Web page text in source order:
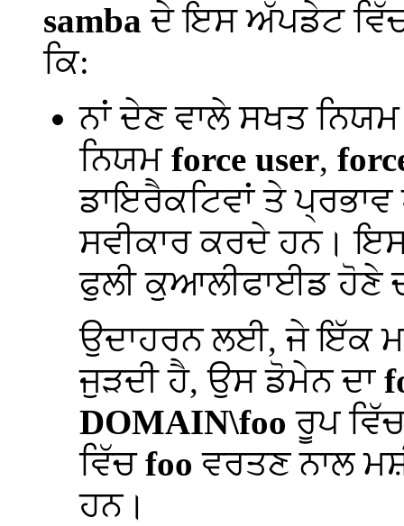
samba ਦੇ ਇਸ ਅੱਪਡੇਟ
ਕਿ:
ਨਾਂ ਦੇਣ ਵਾਲੇ ਸਖਤ
ਨਿਯਮ force user,
ਡਾਇਰੈਕਟਿਵਾਂ ਤੇ
ਸਵੀਕਾਰ ਕਰਦੇ ਹਨ।
ਫੁਲੀ ਕੁਆਲੀਫਾਈਡ ਹੋਣੇ
ਉਦਾਹਰਨ ਲਈ, ਜੇ ਇੱਕ
ਜੁੜਦੀ ਹੈ, ਉਸ ਡੋਮੇਨ ਦਾ
DOMAIN\foo ਰੂਪ
ਵਿੱਚfoo ਵਰਤਣ ਨਾਲ
ਹਨ।